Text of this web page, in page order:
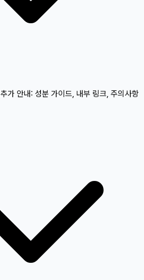
추가 안내: 성분 가이드, 내부 링크, 주의사항